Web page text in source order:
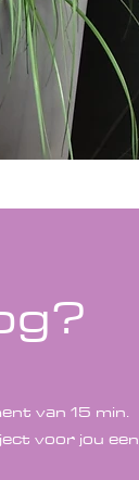
van 15 min.
voor jou een